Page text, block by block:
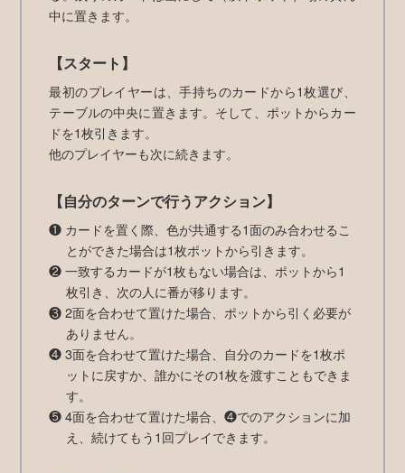
中に置きます。
【スタート】
最初のプレイヤーは、手持ちのカードから1枚選び、
テーブルの中央に置きます。そして、ポットからカー
ドを1枚引きます。
他のプレイヤーも次に続きます。
【自分のターンで行うアクション】
❶ カードを置く際、色が共通する1面のみ合わせるこ
とができた場合は1枚ポットから引きます。
❷ 一致するカードが1枚もない場合は、ポットから1
枚引き、次の人に番が移ります。
❸ 2面を合わせて置けた場合、ポットから引く必要が
ありません。
❹ 3面を合わせて置けた場合、自分のカードを1枚ポ
ットに戻すか、誰かにその1枚を渡すこともできま
す。
❺ 4面を合わせて置けた場合、❹でのアクションに加
え、続けてもう1回プレイできます。